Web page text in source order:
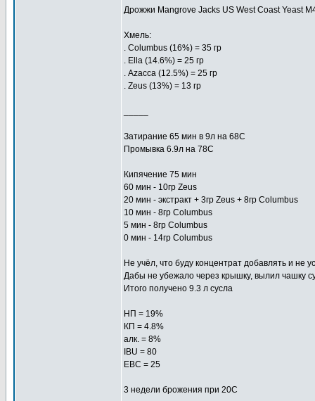
Дрожжи Mangrove Jacks US West Coast Yeast
Хмель:
. Columbus (16%) = 35 гр
. Ella (14.6%) = 25 гр
. Azacca (12.5%) = 25 гр
. Zeus (13%) = 13 гр
Затирание 65 мин в 9л на 68С
Промывка 6.9л на 78C
Кипячение 75 мин
60 мин - 10гр Zeus
20 мин - экстракт + 3гр Zeus + 8гр Columbus
10 мин - 8гр Columbus
5 мин - 8гр Columbus
0 мин - 14гр Columbus
Не учёл, что буду концентрат добавлять и не
Дабы не убежало через крышку, вылил чашку
Итого получено 9.3 л сусла
НП = 19%
КП = 4.8%
алк. = 8%
IBU = 80
EBC = 25
3 недели брожения при 20С